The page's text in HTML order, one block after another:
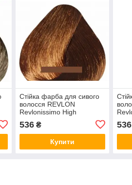
Стійка фарба для сивого
волосся REVLON
Revlonissimo High
Темно-коричневий
блондин
536₴
Купити
536